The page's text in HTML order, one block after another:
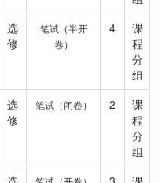
选
修
笔试（半开
卷）
4
课
程
分
组
选
修
笔试（闭卷） 2
课
程
分
组